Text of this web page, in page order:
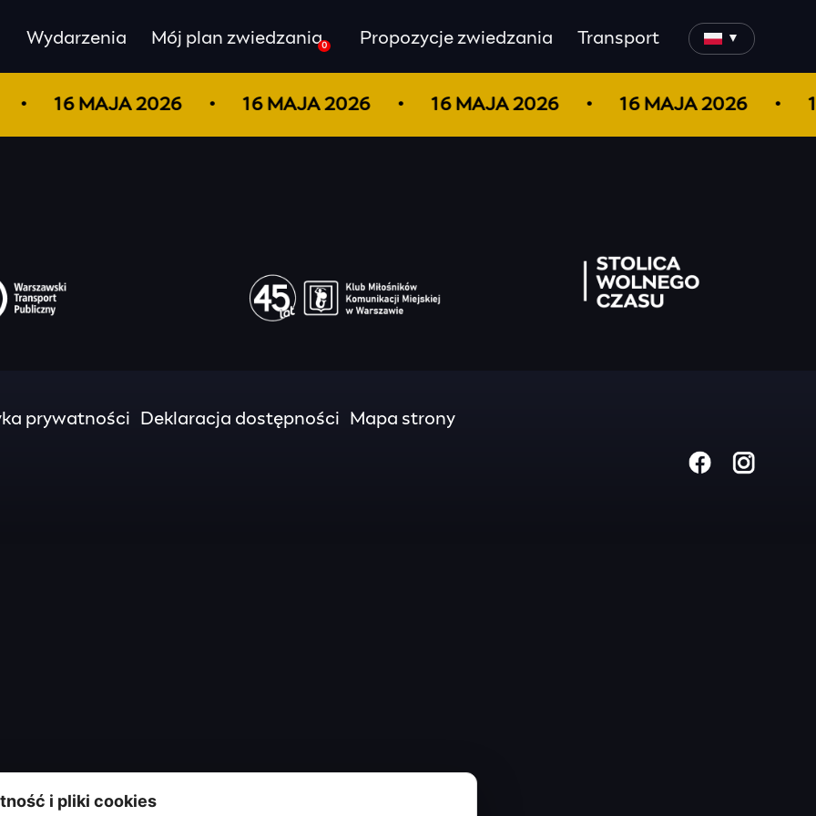
Wydarzenia Mój plan zwiedzania0 Propozycje zwiedzania Transport ▼
16 MAJA 2026 16 MAJA 2026 16 MAJA 2026 16 MAJA 2026
prywatności Deklaracja dostępności Mapa strony
i pliki cookies